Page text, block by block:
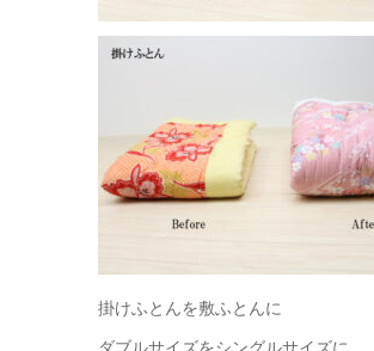
掛けふとんを敷ふとんに